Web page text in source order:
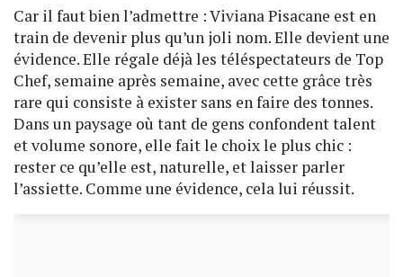
Car il faut bien l’admettre : Viviana Pisacane est en
train de devenir plus qu’un joli nom. Elle devient une
évidence. Elle régale déjà les téléspectateurs de Top
Chef, semaine après semaine, avec cette grâce très
rare qui consiste à exister sans en faire des tonnes.
Dans un paysage où tant de gens confondent talent
et volume sonore, elle fait le choix le plus chic :
rester ce qu’elle est, naturelle, et laisser parler
l’assiette. Comme une évidence, cela lui réussit.